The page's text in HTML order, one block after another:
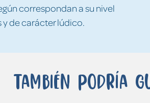
correspondan a su nivel
de carácter lúdico.
También podría